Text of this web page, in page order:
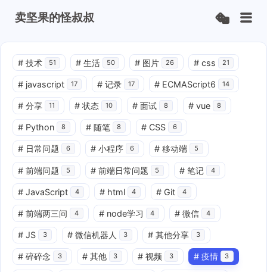
卖坚果的怪叔叔
# 技术 51 # 生活 50 # 图片 26 # css 21
# javascript 17 # 记录 17 # ECMAScript6 14
# 分享 11 # 状态 10 # 面试 8 # vue 8
# Python 8 # 随笔 8 # CSS 6
# 日常问题 6 # 小程序 6 # 移动端 5
# 前端问题 5 # 前端日常问题 5 # 笔记 4
# JavaScript 4 # html 4 # Git 4
# 前端两三问 4 # node学习 4 # 微信 4
# JS 3 # 微信机器人 3 # 其他分享 3
# 碎碎念 3 # 其他 3 # 视频 3 # 疫情 3